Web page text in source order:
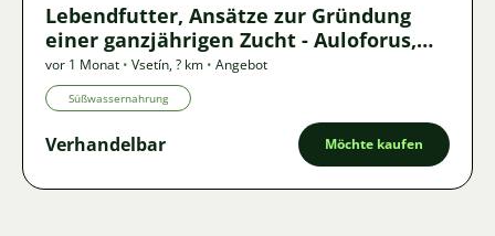
Lebendfutter, Ansätze zur Gründung
einer ganzjährigen Zucht - Auloforus,
Izya, Grindal, Roupice, Moina,
vor 1 Monat • Vsetín,? km • Angebot
Süßwassernahrung
Verhandelbar Möchte kaufen